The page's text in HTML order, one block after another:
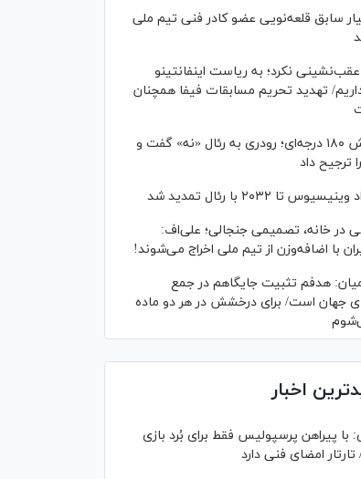
سابق قلعه‌نویی عضو کادر فنی تیم ملی
عقب‌نشینی نکرد؛ به ریاست اینفانتینو
تهدید تحریم مسابقات فیفا همچنان
چرخش ۱۸۰ درجه‌ای؛ رودری به رئال «نه» گفت و
ترجیح داد
تا ۲۰۳۲ با رئال‌ تمدید شد
در خانه، تصمیمی جنجالی؛ علی‌اف:
با اضافه‌وزن از تیم ملی اخراج می‌شوند!
هدفم تثبیت جایگاهم در جمع
جهان است/ برای درخشش در هر دو ماده
اخبار
با پیراهن پرسپولیس فقط برای بُرد بازی
امضای فنی دارد